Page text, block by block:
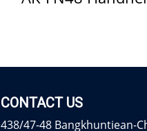
CONTACT US
438/47-48 Bangkhuntiean-